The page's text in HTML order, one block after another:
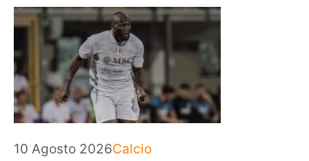
10 Agosto 2026Categorie
Calcio